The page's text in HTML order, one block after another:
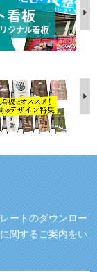
ートのダウンロー
関するご案内をい